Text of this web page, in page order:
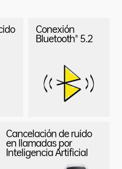
Cancelación de ruido
en llamadas por
Inteligencia Artificial
Conexión
Bluetooth® 5.2